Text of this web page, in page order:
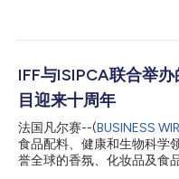
长的需求，SENSORA™能
Mendonça表示：“通过
境界——在现实生活中，香
能持续散发。通过将香基科
识相结合，我们正在创造更
愉悦。” 当香基科学遇上香
控释放的递送系统。
旨在随着时间的推移逐步释
IFF与ISIPCA联合举
目迎来十周年
法国凡尔赛--(BUSINESS
食品配料、健康和生物科学
誉全球的香氛、化妆品及食